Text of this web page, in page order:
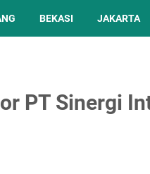
BEKASI JAKARTA
PT Sinergi